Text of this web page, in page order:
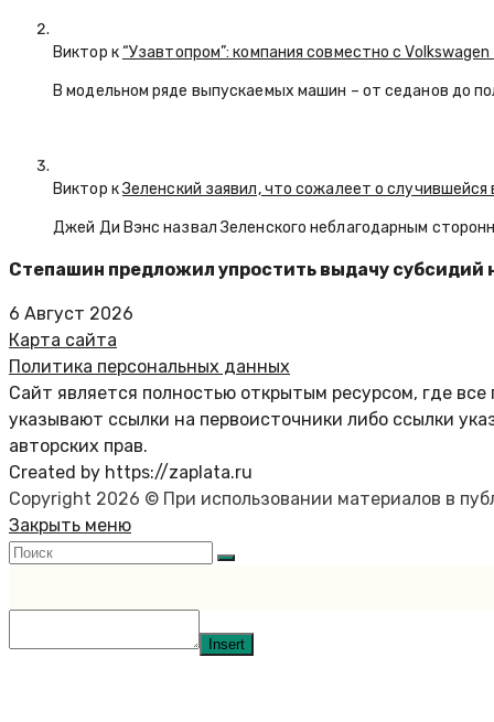
Виктор к“Узавтопром”: компания совместно с
В модельном ряде выпускаемых машин – от седанов до
Виктор кЗеленский заявил, что сожалеет о
Джей Ди Вэнс назвал Зеленского неблагодарным
Степашин предложил упростить выдачу субсидий
6 Август 2026
Карта сайта
Политика персональных данных
Сайт является полностью открытым ресурсом, где
указывают ссылки на первоисточники либо ссылки
авторских прав.
Created by https://zaplata.ru
Copyright 2026 © При использовании материалов в
Закрыть меню
Insert